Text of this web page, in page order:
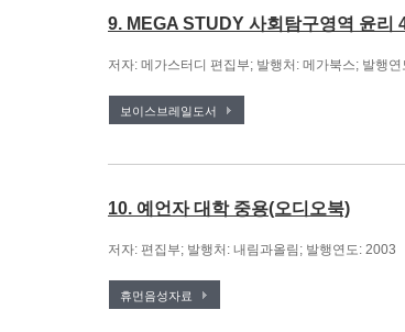
9. MEGA STUDY 사회탐구영역 윤리
저자: 메가스터디 편집부; 발행처: 메가북스; 발행연
보이스브레일도서
10. 예언자 대학 중용(오디오북)
저자: 편집부; 발행처: 내림과올림; 발행연도: 2003
휴먼음성자료